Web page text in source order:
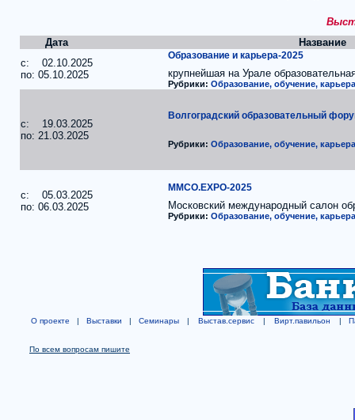
Дата
Название
c: 02.10.2025
по: 05.10.2025
Образование и карьера-2025
крупнейшая на Урале
Рубрики: Образование, обучение,
c: 19.03.2025
по: 21.03.2025
Волгоградский образовательный
Рубрики: Образование, обучение,
c: 05.03.2025
по: 06.03.2025
ММСО.EXPO-2025
Московский международный салон
Рубрики: Образование, обучение,
О проекте | Выставки | Семинары | Выстав.сервис | Вирт.павильон |
По всем вопросам пишите